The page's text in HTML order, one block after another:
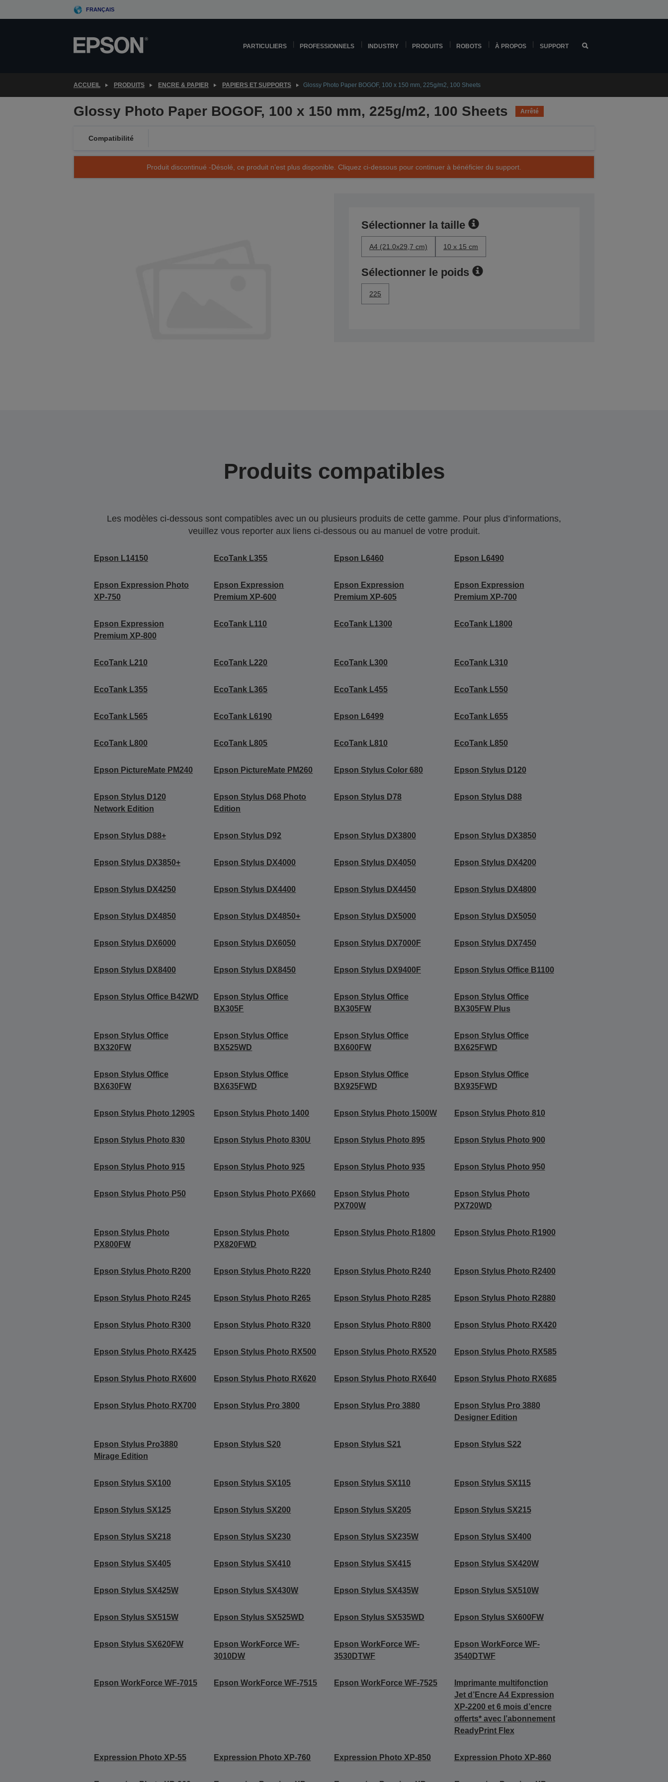
to
FRANÇAIS
PARTICULIERS PROFESSIONNELS INDUSTRY PRODUITS ROBOTS À PROPOS SUPPORT
ACCUEIL PRODUITS ENCRE & PAPIER PAPIERS ET SUPPORTS Glossy Photo Paper BOGOF, 100 x 150 mm, 225g/m2, 100 Sheets
Glossy Photo Paper BOGOF, 100 x 150 mm, 225g/m2, 100 Sheets Arrêté
Compatibilité
Produit discontinué -Désolé, ce produit n’est plus disponible. Cliquez ci-dessous pour continuer à bénéficier du support.
Sélectionner la taille
A4 (21.0x29,7 cm) 10 x 15 cm
Sélectionner le poids
225
Produits compatibles
Les modèles ci-dessous sont compatibles avec un ou plusieurs produits de cette gamme. Pour plus d’informations,
veuillez vous reporter aux liens ci-dessous ou au manuel de votre produit.
Epson L14150 EcoTank L355 Epson L6460 Epson L6490
Epson Expression Photo
XP-750
Epson Expression
Premium XP-600
Epson Expression
Premium XP-605
Epson Expression
Premium XP-700
Epson Expression
Premium XP-800
EcoTank L110 EcoTank L1300 EcoTank L1800
EcoTank L210 EcoTank L220 EcoTank L300 EcoTank L310
EcoTank L355 EcoTank L365 EcoTank L455 EcoTank L550
EcoTank L565 EcoTank L6190 Epson L6499 EcoTank L655
EcoTank L800 EcoTank L805 EcoTank L810 EcoTank L850
Epson PictureMate PM240 Epson PictureMate PM260 Epson Stylus Color 680 Epson Stylus D120
Epson Stylus D120
Network Edition
Epson Stylus D68 Photo
Edition
Epson Stylus D78 Epson Stylus D88
Epson Stylus D88+ Epson Stylus D92 Epson Stylus DX3800 Epson Stylus DX3850
Epson Stylus DX3850+ Epson Stylus DX4000 Epson Stylus DX4050 Epson Stylus DX4200
Epson Stylus DX4250 Epson Stylus DX4400 Epson Stylus DX4450 Epson Stylus DX4800
Epson Stylus DX4850 Epson Stylus DX4850+ Epson Stylus DX5000 Epson Stylus DX5050
Epson Stylus DX6000 Epson Stylus DX6050 Epson Stylus DX7000F Epson Stylus DX7450
Epson Stylus DX8400 Epson Stylus DX8450 Epson Stylus DX9400F Epson Stylus Office B1100
Epson Stylus Office B42WD
Epson Stylus Office
BX305F
Epson Stylus Office
BX305FW
Epson Stylus Office
BX305FW Plus
Epson Stylus Office
BX320FW
Epson Stylus Office
BX525WD
Epson Stylus Office
BX600FW
Epson Stylus Office
BX625FWD
Epson Stylus Office
BX630FW
Epson Stylus Office
BX635FWD
Epson Stylus Office
BX925FWD
Epson Stylus Office
BX935FWD
Epson Stylus Photo 1290S Epson Stylus Photo 1400 Epson Stylus Photo 1500W Epson Stylus Photo 810
Epson Stylus Photo 830 Epson Stylus Photo 830U Epson Stylus Photo 895 Epson Stylus Photo 900
Epson Stylus Photo 915 Epson Stylus Photo 925 Epson Stylus Photo 935 Epson Stylus Photo 950
Epson Stylus Photo P50 Epson Stylus Photo PX660
Epson Stylus Photo
PX700W
Epson Stylus Photo
PX720WD
Epson Stylus Photo
PX800FW
Epson Stylus Photo
PX820FWD
Epson Stylus Photo R1800 Epson Stylus Photo R1900
Epson Stylus Photo R200 Epson Stylus Photo R220 Epson Stylus Photo R240 Epson Stylus Photo R2400
Epson Stylus Photo R245 Epson Stylus Photo R265 Epson Stylus Photo R285 Epson Stylus Photo R2880
Epson Stylus Photo R300 Epson Stylus Photo R320 Epson Stylus Photo R800 Epson Stylus Photo RX420
Epson Stylus Photo RX425 Epson Stylus Photo RX500 Epson Stylus Photo RX520 Epson Stylus Photo RX585
Epson Stylus Photo RX600 Epson Stylus Photo RX620 Epson Stylus Photo RX640 Epson Stylus Photo RX685
Epson Stylus Photo RX700 Epson Stylus Pro 3800 Epson Stylus Pro 3880
Epson Stylus Pro 3880
Designer Edition
Epson Stylus Pro3880
Mirage Edition
Epson Stylus S20 Epson Stylus S21 Epson Stylus S22
Epson Stylus SX100 Epson Stylus SX105 Epson Stylus SX110 Epson Stylus SX115
Epson Stylus SX125 Epson Stylus SX200 Epson Stylus SX205 Epson Stylus SX215
Epson Stylus SX218 Epson Stylus SX230 Epson Stylus SX235W Epson Stylus SX400
Epson Stylus SX405 Epson Stylus SX410 Epson Stylus SX415 Epson Stylus SX420W
Epson Stylus SX425W Epson Stylus SX430W Epson Stylus SX435W Epson Stylus SX510W
Epson Stylus SX515W Epson Stylus SX525WD Epson Stylus SX535WD Epson Stylus SX600FW
Epson Stylus SX620FW
Epson WorkForce WF-
3010DW
Epson WorkForce WF-
3530DTWF
Epson WorkForce WF-
3540DTWF
Epson WorkForce WF-7015 Epson WorkForce WF-7515 Epson WorkForce WF-7525
Imprimante multifonction
Jet d’Encre A4 Expression
XP-2200 et 6 mois d’encre
offerts* avec l’abonnement
ReadyPrint Flex
Expression Photo XP-55 Expression Photo XP-760 Expression Photo XP-850 Expression Photo XP-860